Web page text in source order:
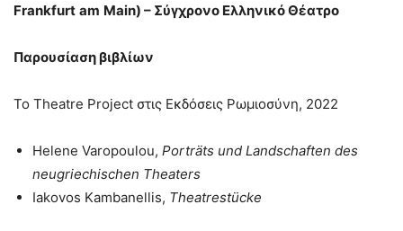
Frankfurt am Main) – Σύγχρονο Ελληνικό Θέατρο
Παρουσίαση βιβλίων
Το Theatre Project στις Εκδόσεις Ρωμιοσύνη, 2022
Helene Varopoulou, Porträts und Landschaften des
neugriechischen Theaters
Iakovos Kambanellis, Theatrestücke